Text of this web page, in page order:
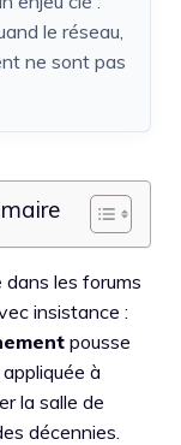
le réseau,
ne sont pas
les forums
insistance :
pousse
appliquée à
la salle de
décennies.